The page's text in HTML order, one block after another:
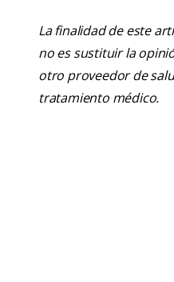
La finalidad de este
no es sustituir la
otro proveedor de
tratamiento médico.